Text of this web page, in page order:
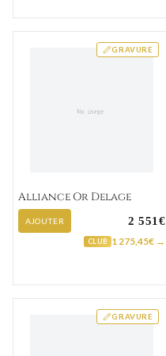
GRAVURE
Alliance Or Delage
AJOUTER 2 551€
CLUB 1 275,45€ →
GRAVURE